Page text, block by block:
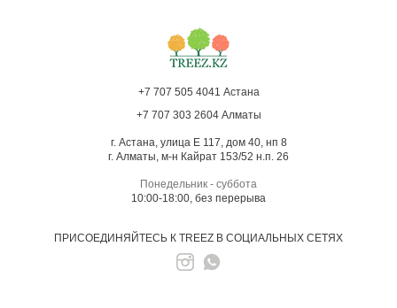
+7 707 505 4041 Астана
+7 707 303 2604 Алматы
г. Астана, улица Е 117, дом 40, нп 8
г. Алматы, м-н Кайрат 153/52 н.п. 26
Понедельник - суббота
10:00-18:00, без перерыва
ПРИСОЕДИНЯЙТЕСЬ К TREEZ В СОЦИАЛЬНЫХ СЕТЯХ